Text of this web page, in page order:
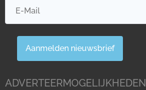
Aanmelden nieuwsbrief
ADVERTEERMOGELIJKHEDEN